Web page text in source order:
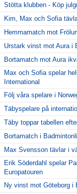
Stötta klubben - Köp
Kim, Max och Sofia
Hemmamatch mot
Urstark vinst mot Aura i
Bortamatch mot Aura
Max och Sofia spelar
International
Följ våra spelare i
Täbyspelare på
Täby toppar tabellen
Bortamatch i
Max Svensson tävlar i
Erik Söderdahl spelar
Europatouren
Ny vinst mot Göteborg i